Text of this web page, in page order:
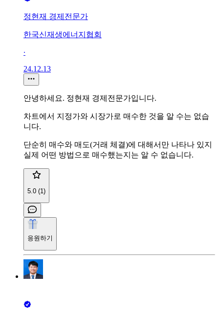
정현재 경제전문가
한국신재생에너지협회
∙
24.12.13
안녕하세요. 정현재 경제전문가입니다.
차트에서 지정가와 시장가로 매수한 것을 알 수는 없습
니다.
단순히 매수와 매도(거래 체결)에 대해서만 나타나 있지
실제 어떤 방법으로 매수했는지는 알 수 없습니다.
5.0 (1)
응원하기